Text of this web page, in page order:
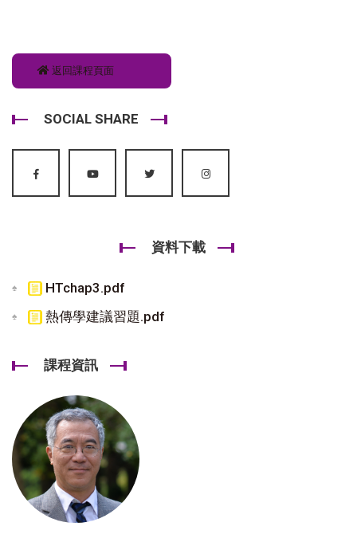
返回課程頁面
SOCIAL SHARE
資料下載
HTchap3.pdf
熱傳學建議習題.pdf
課程資訊